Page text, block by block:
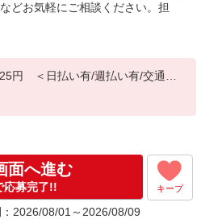
どお気軽にご相談ください。担
円 ＜日払い有/週払い有/交通費
含む)＞
面へ進む
応募完了!! キープ
2026/08/01～2026/08/09